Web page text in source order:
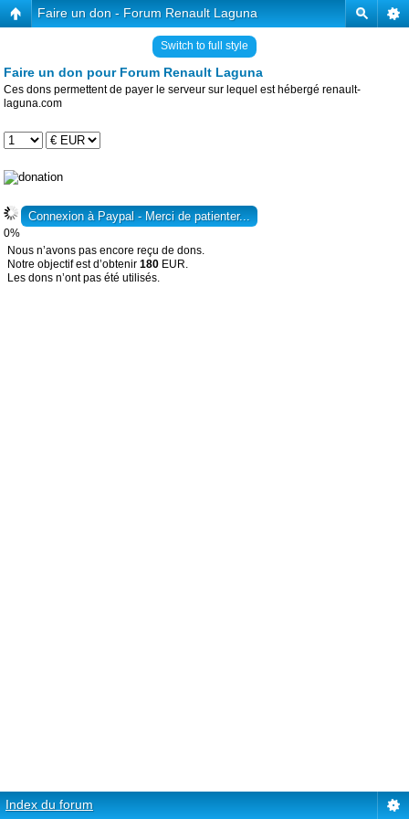
Faire un don - Forum Renault Laguna
Switch to full style
Faire un don pour Forum Renault Laguna
Ces dons permettent de payer le serveur sur lequel est hébergé renault-
laguna.com
0%
Nous n’avons pas encore reçu de dons.
Notre objectif est d’obtenir 180 EUR.
Les dons n’ont pas été utilisés.
Index du forum